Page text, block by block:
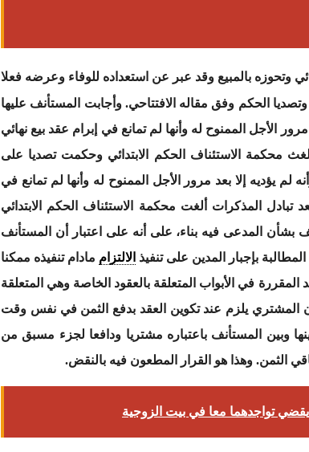
وتحوزه بالمبيع وقد عبر عن استعداده للوفاء وعرضه فعلا
الحكم وفق مقاله الافتتاحي. وأجابت المستأنف عليها
الأجل الممنوح له وأنها لم تمانع في إبرام عقد بيع نهائي
محكمة الاستئناف الحكم الابتدائي وحكمت تصديا على
يؤديه إلا بعد مرور الأجل الممنوح له وأنها لم تمانع في
المذكرات ألغت محكمة الاستئناف الحكم الابتدائي
المدعى فيه بناء، على أنه على اعتبار أن المستأنف
بإجبار المدين على تنفيذ الالتزام مادام تنفيذه ممكنا
المقررة في الأبواب المتعلقة بالعقود الخاصة وهي المتعلقة
فإن المشتري يلزم عند تكوين العقد بدفع الثمن في نفس وقت
وبين المستأنف باعتباره مشتريا ودافعا لجزء مسبق من
الثمن. وهذا هو القرار المطعون فيه بالنقض.
تواجدهما معا في بيت الزوجية